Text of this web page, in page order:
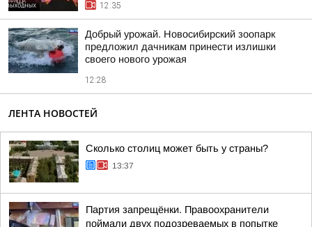
12:35
Добрый урожай. Новосибирский зоопарк
предложил дачникам принести излишки
своего нового урожая
12:28
ЛЕНТА НОВОСТЕЙ
Сколько столиц может быть у страны?
13:37
Партия запрещёнки. Правоохранители
поймали двух подозреваемых в попытке